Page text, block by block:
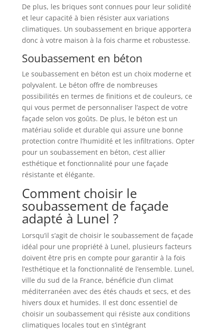
De plus, les briques sont connues pour leur solidité
et leur capacité à bien résister aux variations
climatiques. Un soubassement en brique apportera
donc à votre maison à la fois charme et robustesse.
Soubassement en béton
Le soubassement en béton est un choix moderne et
polyvalent. Le béton offre de nombreuses
possibilités en termes de finitions et de couleurs, ce
qui vous permet de personnaliser l’aspect de votre
façade selon vos goûts. De plus, le béton est un
matériau solide et durable qui assure une bonne
protection contre l’humidité et les infiltrations. Opter
pour un soubassement en béton, c’est allier
esthétique et fonctionnalité pour une façade
résistante et élégante.
Comment choisir le
soubassement de façade
adapté à Lunel ?
Lorsqu’il s’agit de choisir le soubassement de façade
idéal pour une propriété à Lunel, plusieurs facteurs
doivent être pris en compte pour garantir à la fois
l’esthétique et la fonctionnalité de l’ensemble. Lunel,
ville du sud de la France, bénéficie d’un climat
méditerranéen avec des étés chauds et secs, et des
hivers doux et humides. Il est donc essentiel de
choisir un soubassement qui résiste aux conditions
climatiques locales tout en s’intégrant